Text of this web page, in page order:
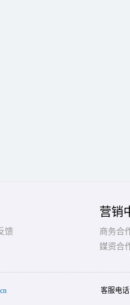
馈
营销
商务合
媒资合
客服电